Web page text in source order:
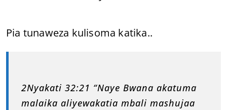
Pia tunaweza kulisoma katika..
2Nyakati 32:21 “Naye Bwana akatuma
malaika aliyewakatia mbali mashujaa